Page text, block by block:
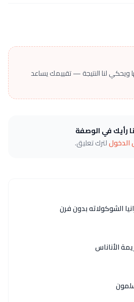
لنا النتيجة — تقييمك يساعد
رأيك في الوصفة
الدخوللترك تعليق.
الشوكولاته بدون فرن
الأناناس